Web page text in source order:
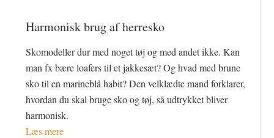
Harmonisk brug af herresko
Skomodeller dur med noget tøj og med andet ikke. Kan
man fx bære loafers til et jakkesæt? Og hvad med brune
sko til en marineblå habit? Den velklædte mand forklarer,
hvordan du skal bruge sko og tøj, så udtrykket bliver
harmonisk.
Læs mere